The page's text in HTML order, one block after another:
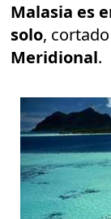
Malasia es
solo,
Meridional.